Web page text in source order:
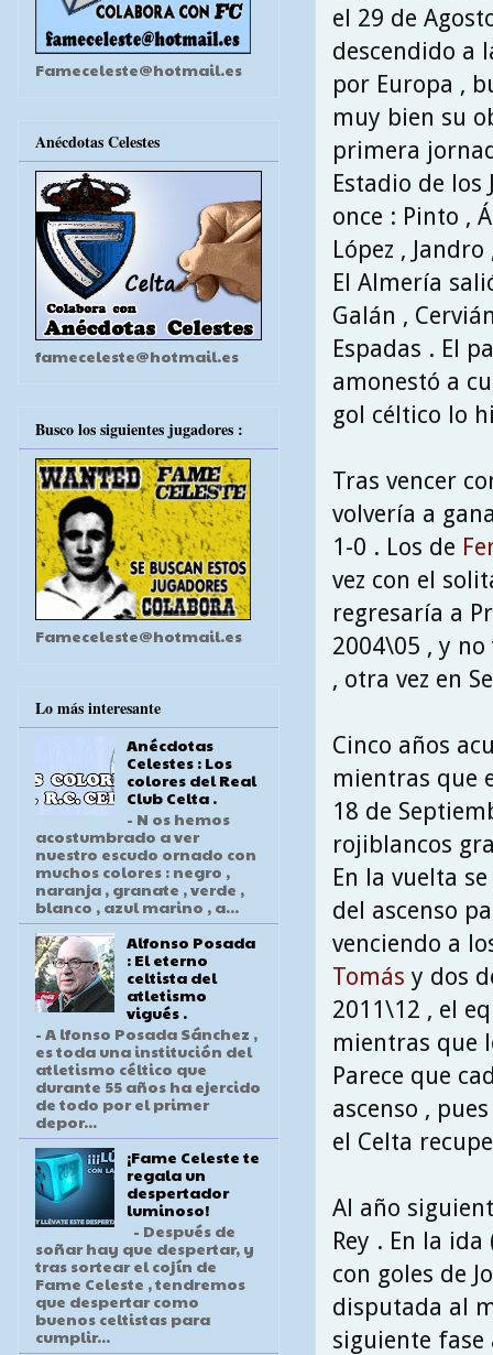
el 29 de
descendido a
por Europa ,
muy bien su
primera
Estadio de
once : Pinto ,
López ,
El Almería
Galán ,
Espadas . El
amonestó a
gol céltico lo
Tras vencer
volvería a
1-0 . Los de
vez con el
regresaría a
2004\05 , y
, otra vez en
Cinco años
mientras que
18 de
rojiblancos
En la vuelta
del ascenso
venciendo a
Tomás y dos
2011\12 , el
mientras que
Parece que
ascenso ,
el Celta
Al año
Rey . En la
con goles de
disputada al
siguiente
Fameceleste@hotmail.es
Anécdotas Celestes
fameceleste@hotmail.es
Busco los siguientes jugadores :
Fameceleste@hotmail.es
Lo más interesante
Anécdotas
Celestes : Los
colores del Real
Club Celta .
- N os hemos
acostumbrado a ver
nuestro escudo ornado con
muchos colores : negro ,
naranja , granate , verde ,
blanco , azul marino , a...
Alfonso Posada
: El eterno
celtista del
atletismo
vigués .
- A lfonso Posada Sánchez ,
es toda una institución del
atletismo céltico que
durante 55 años ha ejercido
de todo por el primer
depor...
¡Fame Celeste te
regala un
despertador
luminoso!
- Después de
soñar hay que despertar, y
tras sortear el cojín de
Fame Celeste , tendremos
que despertar como
buenos celtistas para
cumplir...